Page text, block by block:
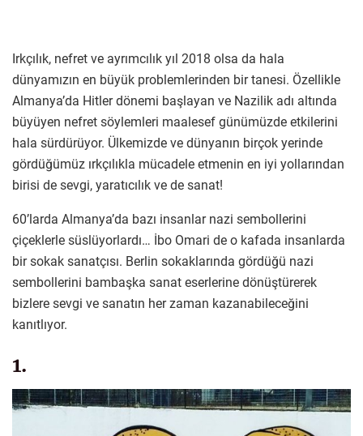
Irkçılık, nefret ve ayrımcılık yıl 2018 olsa da hala
dünyamızın en büyük problemlerinden bir tanesi. Özellikle
Almanya’da Hitler dönemi başlayan ve Nazilik adı altında
büyüyen nefret söylemleri maalesef günümüzde etkilerini
hala sürdürüyor. Ülkemizde ve dünyanın birçok yerinde
gördüğümüz ırkçılıkla mücadele etmenin en iyi yollarından
birisi de sevgi, yaratıcılık ve de sanat!
60’larda Almanya’da bazı insanlar nazi sembollerini
çiçeklerle süslüyorlardı… İbo Omari de o kafada insanlarda
bir sokak sanatçısı. Berlin sokaklarında gördüğü nazi
sembollerini bambaşka sanat eserlerine dönüştürerek
bizlere sevgi ve sanatın her zaman kazanabileceğini
kanıtlıyor.
1.